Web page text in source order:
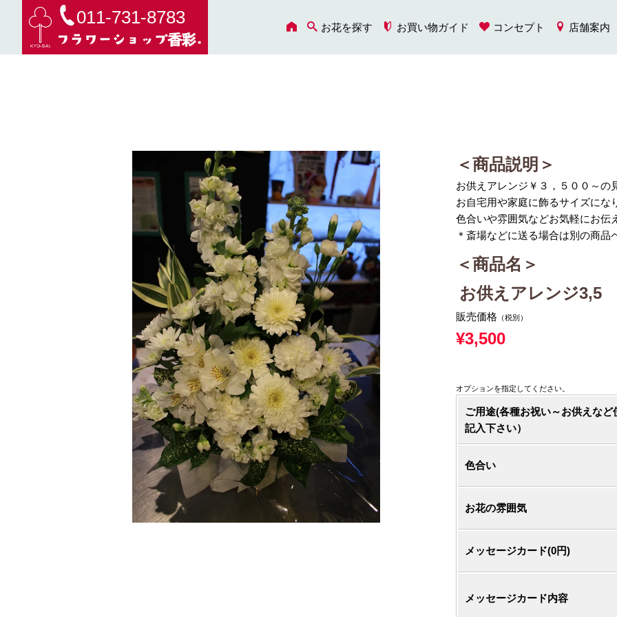
011-731-8783 お花を探す お買い物ガイド コンセプト 店舗案内
＜商品説明＞
お供えアレンジ￥３，５００～の
お自宅用や家庭に飾るサイズにな
色合いや雰囲気などお気軽にお伝
＊斎場などに送る場合は別の商
＜商品名＞
お供えアレンジ3,5
販売価格 （税別）
¥3,500
オプションを指定してください。
ご用途(各種お祝い～お供えなど
記入下さい）
色合い
お花の雰囲気
メッセージカード(0円)
メッセージカード内容